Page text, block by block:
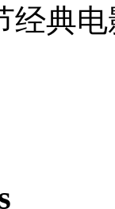
经典